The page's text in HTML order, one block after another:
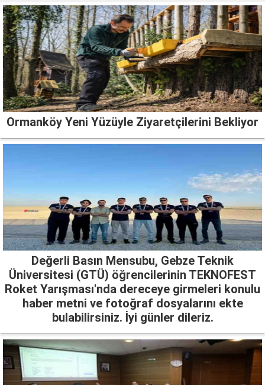
Ormanköy Yeni Yüzüyle Ziyaretçilerini Bekliyor
Değerli Basın Mensubu, Gebze Teknik
Üniversitesi (GTÜ) öğrencilerinin TEKNOFEST
Roket Yarışması'nda dereceye girmeleri konulu
haber metni ve fotoğraf dosyalarını ekte
bulabilirsiniz. İyi günler dileriz.